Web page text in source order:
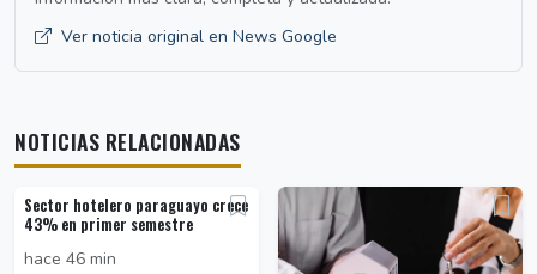
Ver noticia original en News Google
NOTICIAS RELACIONADAS
Sector hotelero paraguayo crece
43% en primer semestre
hace 46 min